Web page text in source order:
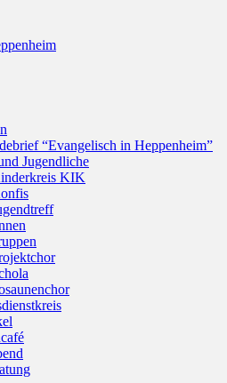
“Evangelisch in Heppenheim”
Jugendliche
KIK